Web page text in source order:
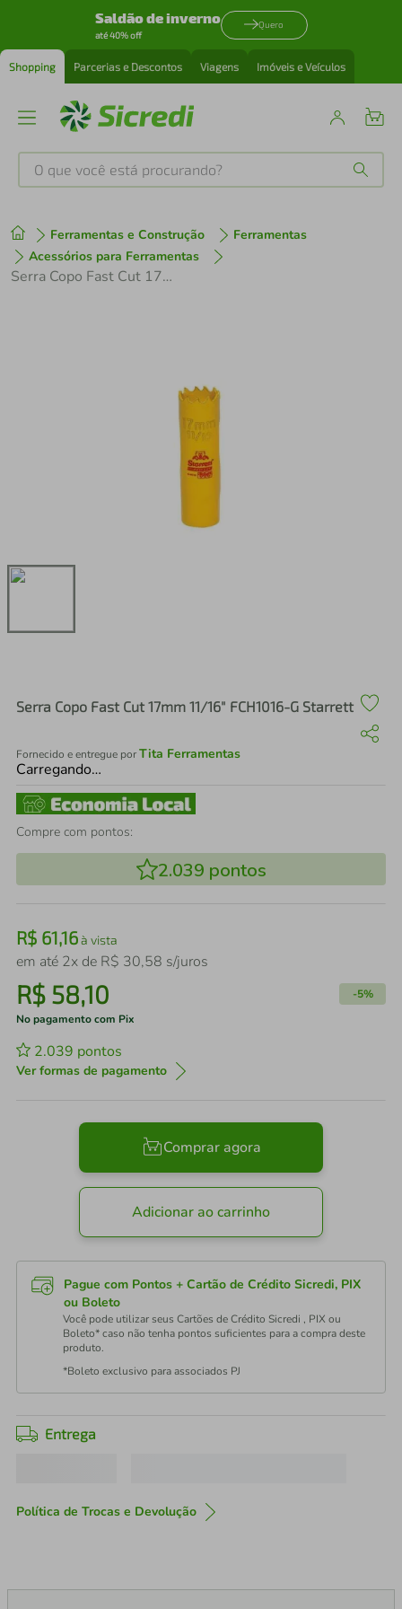
Saldão de inverno
até 40% off
Quero
Shopping Parcerias e Descontos Viagens Imóveis e Veículos
O que você está procurando?
Ferramentas e Construção
Ferramentas
Acessórios para Ferramentas
Serra Copo Fast Cut 17mm 11/16" FCH1016-G Starrett
Serra Copo Fast Cut 17mm 11/16" FCH1016-G Starrett
Fornecido e entregue porTita Ferramentas
Carregando…
Compre com pontos:
2.039 pontos
R$ 61,16à vista
em até 2x de R$ 30,58 s/juros
R$ 58,10 -5%
No pagamento com Pix
2.039 pontos
Ver formas de pagamento
Comprar agora
Adicionar ao carrinho
Pague com Pontos + Cartão de Crédito Sicredi, PIX
ou Boleto
Você pode utilizar seus Cartões de Crédito Sicredi , PIX ou
Boleto* caso não tenha pontos suficientes para a compra deste
produto.
*Boleto exclusivo para associados PJ
Entrega
Política de Trocas e Devolução
1º tenis